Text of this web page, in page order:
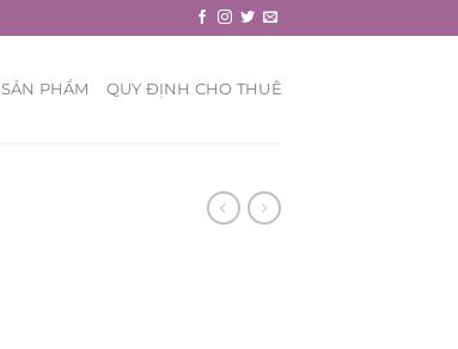
SẢN PHẨM QUY ĐỊNH CHO THUÊ